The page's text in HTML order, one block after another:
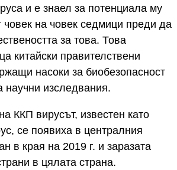
и е знаел за потенциала му
човек на човек седмици преди да
за това. Това
китайски правителствени
насоки за биобезопасност
научни изследвания.
ККП вирусът, известен като
се появиха в централния
в края на 2019 г. и заразата
в цялата страна.